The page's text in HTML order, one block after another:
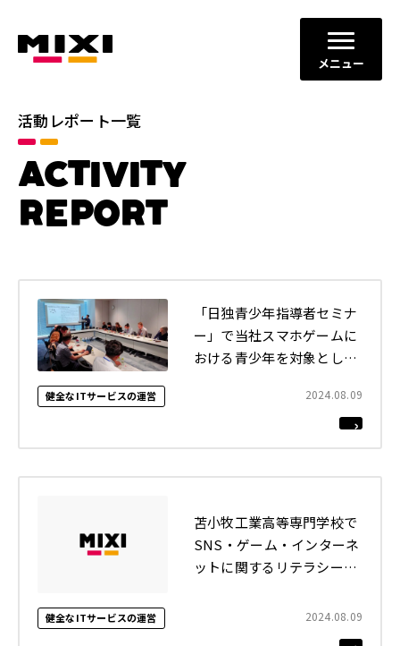
メニュー
活動レポート一覧
ACTIVITY
REPORT
健全なITサービスの運営 2024.08.09
「日独青少年指導者セミナ
ー」で当社スマホゲームに
おける青少年を対象とした
健全なITサービスの運営 2024.08.09
苫小牧工業高等専門学校で
SNS・ゲーム・インターネ
ットに関するリテラシー講
カテゴリ
すべて
イノベーションの促進
年別
2026年 2025年
2024年